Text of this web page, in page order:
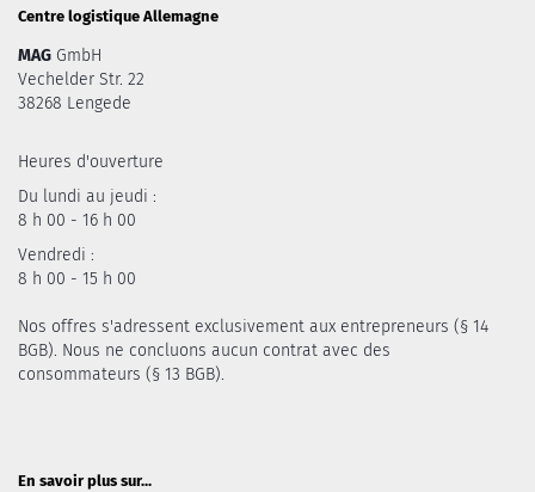
Centre logistique Allemagne
MAG GmbH
Vechelder Str. 22
38268 Lengede
Heures d'ouverture
Du lundi au jeudi :
8 h 00 - 16 h 00
Vendredi :
8 h 00 - 15 h 00
Nos offres s'adressent exclusivement aux entrepreneurs (§ 14
BGB). Nous ne concluons aucun contrat avec des
consommateurs (§ 13 BGB).
En savoir plus sur...